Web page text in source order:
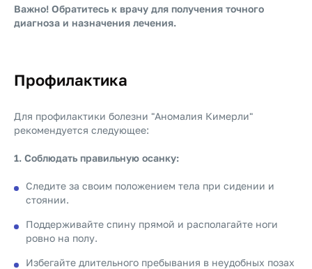
Важно! Обратитесь к врачу для получения точного
диагноза и назначения лечения.
Профилактика
Для профилактики болезни "Аномалия Кимерли"
рекомендуется следующее:
1. Соблюдать правильную осанку:
Следите за своим положением тела при сидении и
стоянии.
Поддерживайте спину прямой и располагайте ноги
ровно на полу.
Избегайте длительного пребывания в неудобных позах